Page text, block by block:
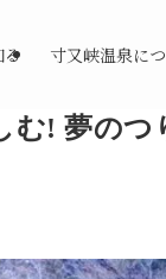
寸又峡温泉に
む! 夢の